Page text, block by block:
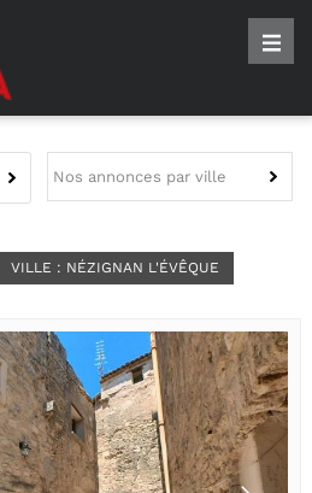
Nos annonces par ville
VILLE : NÉZIGNAN L'ÉVÊQUE